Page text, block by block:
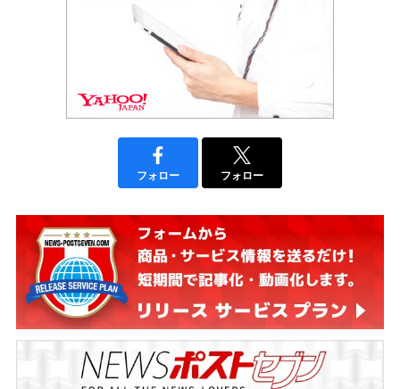
フォロー フォロー